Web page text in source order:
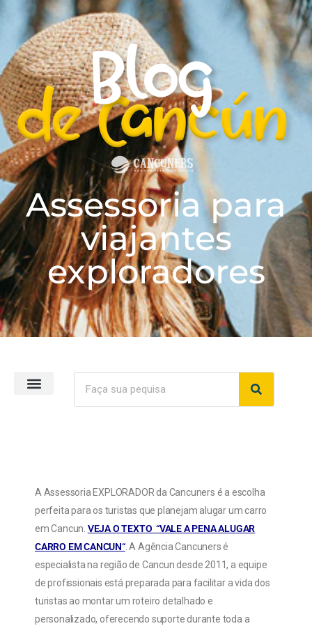
Assessoria para
viajantes
exploradores
A Assessoria EXPLORADOR da Cancuners é a escolha
perfeita para os turistas que planejam alugar um carro
em Cancun. VEJA O TEXTO “VALE A PENA ALUGAR
CARRO EM CANCUN“. A Agência Cancuners é
especialista na região de Cancun desde 2011, a equipe
de profissionais está preparada para facilitar a vida dos
turistas ao montar um roteiro detalhado e
personalizado, oferecendo suporte durante toda a